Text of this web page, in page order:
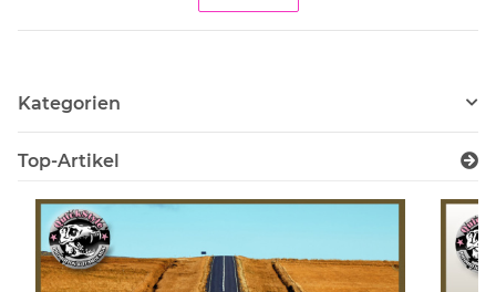
Kategorien
Top-Artikel